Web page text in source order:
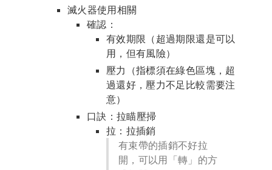
滅火器使用相關
確認：
有效期限（超過期限還是可以
用，但有風險）
壓力（指標須在綠色區塊，超
過還好，壓力不足比較需要注
意）
口訣：拉瞄壓掃
拉：拉插銷
有束帶的插銷不好拉
開，可以用「轉」的方